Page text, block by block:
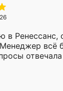
в Ренессанс,
всё
отвечала
в субботу,